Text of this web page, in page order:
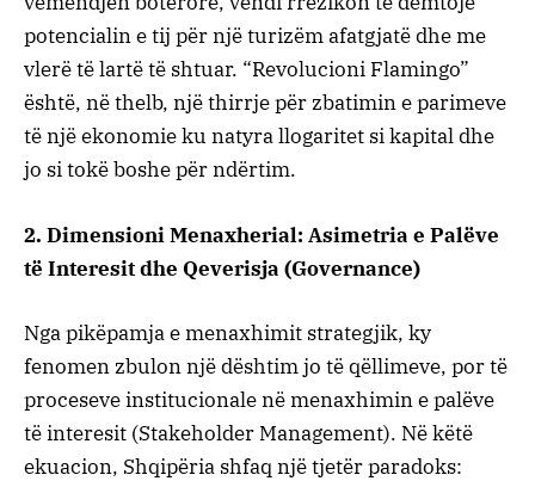
potencialin e tij për një turizëm afatgjatë dhe me
vlerë të lartë të shtuar. “Revolucioni Flamingo”
është, në thelb, një thirrje për zbatimin e parimeve
të një ekonomie ku natyra llogaritet si kapital dhe
jo si tokë boshe për ndërtim.
​2. Dimensioni Menaxherial: Asimetria e Palëve
të Interesit dhe Qeverisja (Governance)
​Nga pikëpamja e menaxhimit strategjik, ky
fenomen zbulon një dështim jo të qëllimeve, por të
proceseve institucionale në menaxhimin e palëve
të interesit (Stakeholder Management). Në këtë
ekuacion, Shqipëria shfaq një tjetër paradoks: